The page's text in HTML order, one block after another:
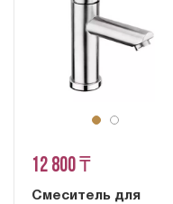
12 800 ₸
Смеситель для